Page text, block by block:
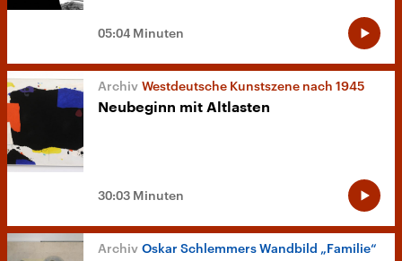
05:04 Minuten
Westdeutsche Kunstszene nach 1945
Neubeginn mit Altlasten
30:03 Minuten
Oskar Schlemmers Wandbild „Familie“